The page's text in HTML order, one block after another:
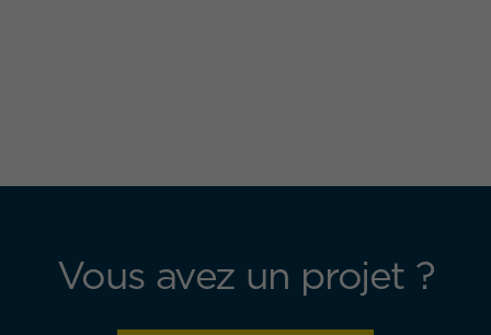
Vous avez un projet ?